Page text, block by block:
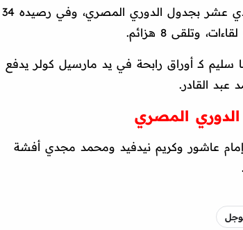
على الجانب الآخر، يتواجد طلائع الجيش في المركز الحادي عشر بجدول الدوري المصري، وفي رصيده 34
سليم كـ أوراق رابحة في يد مارسيل كولر يدفع
عبد القادر.
الدوري المصري
عاشور وكريم نيدفيد ومحمد مجدي أفشة